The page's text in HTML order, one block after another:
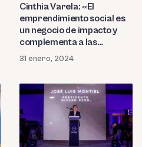
Cinthia Varela: «El
emprendimiento social es
un negocio de impacto y
complementa a las
grandes empresas»
31 enero, 2024